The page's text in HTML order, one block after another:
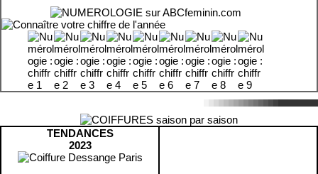
TENDANCES
2023